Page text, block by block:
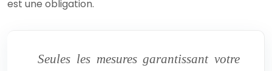
est une obligation.
Seules les mesures garantissant votre